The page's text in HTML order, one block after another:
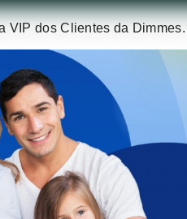
VIP dos Clientes da Dimmes.